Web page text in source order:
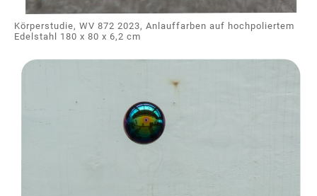
Körperstudie, WV 872 2023, Anlauffarben auf hochpoliertem
Edelstahl 180 x 80 x 6,2 cm